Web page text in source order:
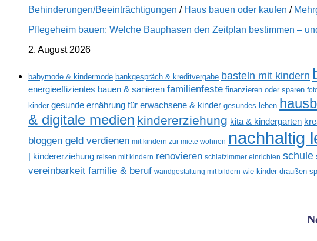
Behinderungen/Beeinträchtigungen / Haus bauen oder kaufen /
Pflegeheim bauen: Welche Bauphasen den Zeitplan bestimmen –
2. August 2026
babymode & kindermode bankgespräch & kreditvergabe basteln mit kindern
energieeffizientes bauen & sanieren familienfeste finanzieren oder sparen
kinder gesunde ernährung für erwachsene & kinder gesundes leben
& digitale medien kindererziehung kita & kindergarten
bloggen geld verdienen mit kindern zur miete wohnen nachhaltig
| kindererziehung reisen mit kindern renovieren schlafzimmer einrichten schule
vereinbarkeit familie & beruf wandgestaltung mit bildern wie kinder draußen